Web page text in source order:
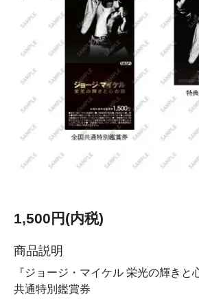
1,500円(内税)
商品説明
『ジョージ・マイケル 栄光の輝きと
共通特別鑑賞券